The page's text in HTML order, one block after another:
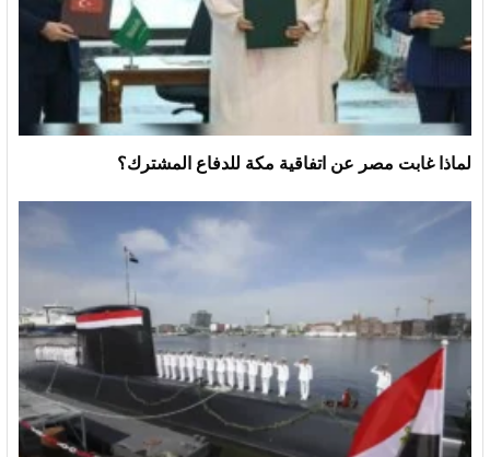
لماذا غابت مصر عن اتفاقية مكة للدفاع المشترك؟